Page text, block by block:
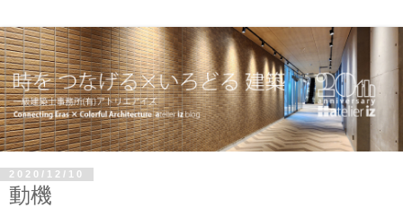
2020/12/10
動機